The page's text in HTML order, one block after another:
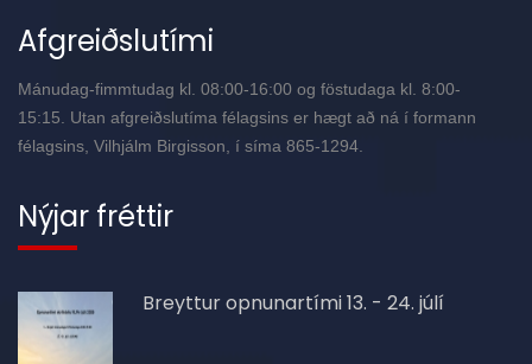
Afgreiðslutími
Mánudag-fimmtudag kl. 08:00-16:00 og föstudaga kl. 8:00-
15:15. Utan afgreiðslutíma félagsins er hægt að ná í formann
félagsins, Vilhjálm Birgisson, í síma 865-1294.
Nýjar fréttir
Breyttur opnunartími 13. - 24. júlí